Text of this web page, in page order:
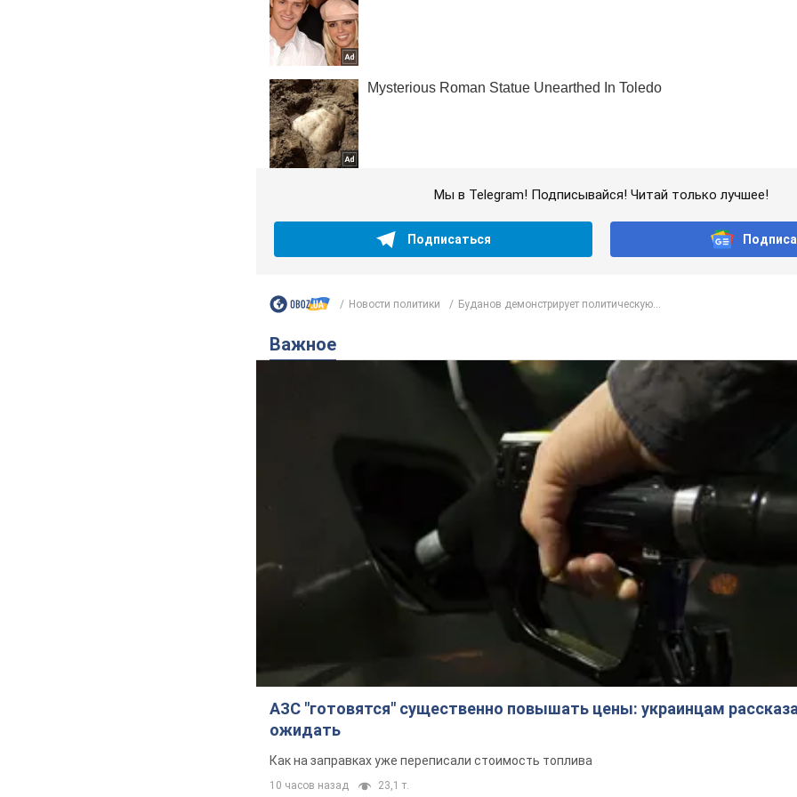
Мы в Telegram! Подписывайся! Читай только лучшее!
Подписаться
Новости политики Буданов демонстрирует политическую...
Важное
АЗС "готовятся" существенно повышать цены: украинцам
ожидать
Как на заправках уже переписали стоимость топлива
10 часов назад 23,1 т.